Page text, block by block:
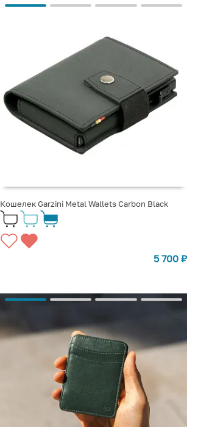
Кошелек Garzini Metal Wallets Carbon Black
5 700 ₽